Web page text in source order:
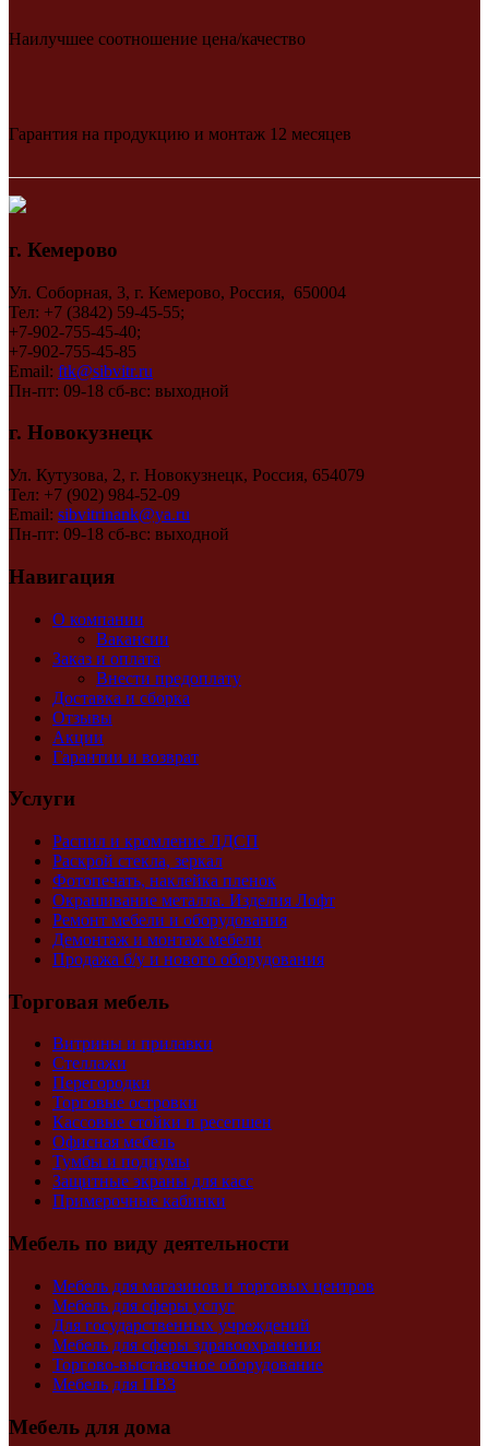
Наилучшее соотношение цена/качество
Гарантия на продукцию и монтаж 12 месяцев
г. Кемерово
Ул. Соборная, 3, г. Кемерово, Россия, 650004
Тел: +7 (3842) 59-45-55;
+7-902-755-45-40;
+7-902-755-45-85
Email: ftk@sibvitr.ru
Пн-пт: 09-18 сб-вс: выходной
г. Новокузнецк
Ул. Кутузова, 2, г. Новокузнецк, Россия, 654079
Тел: +7 (902) 984-52-09
Email: sibvitrinank@ya.ru
Пн-пт: 09-18 сб-вс: выходной
Навигация
О компании
Вакансии
Заказ и оплата
Внести предоплату
Доставка и сборка
Отзывы
Акции
Гарантии и возврат
Услуги
Распил и кромление ЛДСП
Раскрой стекла, зеркал
Фотопечать, наклейка пленок
Окрашивание металла. Изделия Лофт
Ремонт мебели и оборудования
Демонтаж и монтаж мебели
Продажа б/у и нового оборудования
Торговая мебель
Витрины и прилавки
Стеллажи
Перегородки
Торговые островки
Кассовые стойки и ресепшен
Офисная мебель
Тумбы и подиумы
Защитные экраны для касс
Примерочные кабинки
Мебель по виду деятельности
Мебель для магазинов и торговых центров
Мебель для сферы услуг
Для государственных учреждений
Мебель для сферы здравоохранения
Торгово-выставочное оборудование
Мебель для ПВЗ
Мебель для дома